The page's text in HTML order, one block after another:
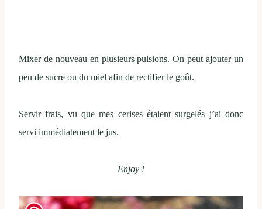
Mixer de nouveau en plusieurs pulsions. On peut ajouter un
peu de sucre ou du miel afin de rectifier le goût.
Servir frais, vu que mes cerises étaient surgelés j’ai donc
servi immédiatement le jus.
Enjoy !